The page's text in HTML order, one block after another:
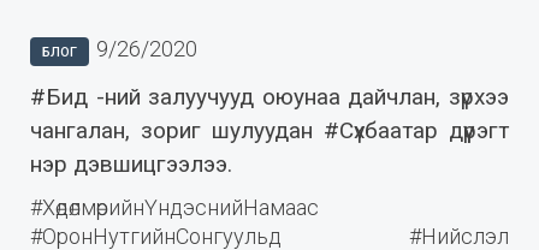
БЛОГ 9/26/2020
#Бид -ний залуучууд оюунаа дайчлан, зүрхээ
чангалан, зориг шулуудан #Сүхбаатар дүүрэгт
нэр дэвшицгээлээ.
#ХөдөлмөрийнҮндэснийНамаас
#ОронНутгийнСонгуульд #Нийслэл